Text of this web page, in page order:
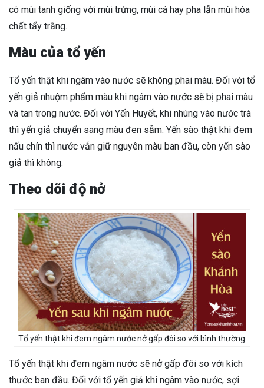
có mùi tanh giống với mùi trứng, mùi cá hay pha lẫn mùi hóa
chất tẩy trắng.
Màu của tổ yến
Tổ yến thật khi ngâm vào nước sẽ không phai màu. Đối với tổ
yến giả nhuộm phẩm màu khi ngâm vào nước sẽ bị phai màu
và tan trong nước. Đối với Yến Huyết, khi nhúng vào nước trà
thì yến giả chuyển sang màu đen sẫm. Yến sào thật khi đem
nấu chín thì nước vẫn giữ nguyên màu ban đầu, còn yến sào
giả thì không.
Theo dõi độ nở
Tổ yến thật khi đem ngâm nước nở gấp đôi so với bình thường
Tổ yến thật khi đem ngâm nước sẽ nở gấp đôi so với kích
thước ban đầu. Đối với tổ yến giả khi ngâm vào nước, sợi